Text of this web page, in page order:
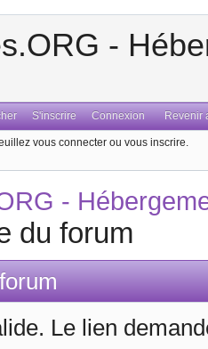
-
S'inscrire Connexion Revenir
vous connecter ou vous inscrire.
-
du forum
Le lien